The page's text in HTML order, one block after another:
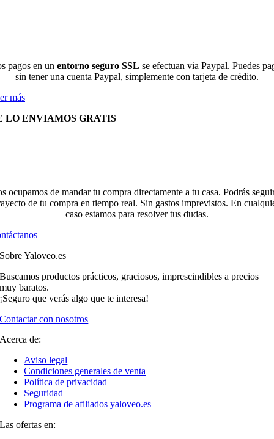
pagos en un entorno seguro SSL se efectuan via Paypal. Puedes
sin tener una cuenta Paypal, simplemente con tarjeta de crédito.
más
LO ENVIAMOS GRATIS
ocupamos de mandar tu compra directamente a tu casa. Podrás
de tu compra en tiempo real. Sin gastos imprevistos. En
caso estamos para resolver tus dudas.
Sobre Yaloveo.es
Buscamos productos prácticos, graciosos, imprescindibles a precios
muy baratos.
¡Seguro que verás algo que te interesa!
Contactar con nosotros
Acerca de:
Aviso legal
Condiciones generales de venta
Política de privacidad
Seguridad
Programa de afiliados yaloveo.es
Las ofertas en: